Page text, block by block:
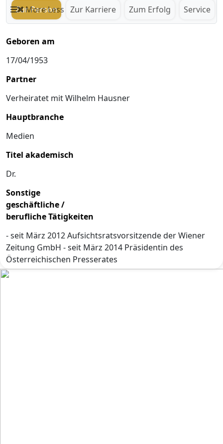
Zur Person Zur Karriere Zum Erfolg Service
MoreLess
Geboren am
17/04/1953
Partner
Verheiratet mit Wilhelm Hausner
Hauptbranche
Medien
Titel akademisch
Dr.
Sonstige
geschäftliche /
berufliche Tätigkeiten
- seit März 2012 Aufsichtsratsvorsitzende der Wiener
Zeitung GmbH - seit März 2014 Präsidentin des
Österreichischen Presserates